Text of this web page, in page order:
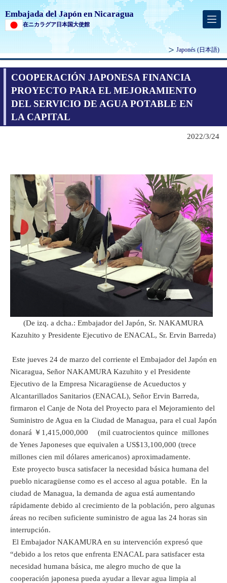
Embajada del Japón en Nicaragua
在ニカラグア日本国大使館
Japonés (日本語)
COOPERACIÓN JAPONESA FINANCIA
PROYECTO PARA EL MEJORAMIENTO
DEL SERVICIO DE AGUA POTABLE EN
LA CAPITAL
2022/3/24
(De izq. a dcha.: Embajador del Japón, Sr. NAKAMURA
Kazuhito y Presidente Ejecutivo de ENACAL, Sr. Ervin Barreda)
Este jueves 24 de marzo del corriente el Embajador del Japón en
Nicaragua, Señor NAKAMURA Kazuhito y el Presidente
Ejecutivo de la Empresa Nicaragüense de Acueductos y
Alcantarillados Sanitarios (ENACAL), Señor Ervin Barreda,
firmaron el Canje de Nota del Proyecto para el Mejoramiento del
Suministro de Agua en la Ciudad de Managua, para el cual Japón
donará ￥1,415,000,000 (mil cuatrocientos quince millones
de Yenes Japoneses que equivalen a US$13,100,000 (trece
millones cien mil dólares americanos) aproximadamente.
Este proyecto busca satisfacer la necesidad básica humana del
pueblo nicaragüense como es el acceso al agua potable. En la
ciudad de Managua, la demanda de agua está aumentando
rápidamente debido al crecimiento de la población, pero algunas
áreas no reciben suficiente suministro de agua las 24 horas sin
interrupción.
El Embajador NAKAMURA en su intervención expresó que
“debido a los retos que enfrenta ENACAL para satisfacer esta
necesidad humana básica, me alegro mucho de que la
cooperación japonesa pueda ayudar a llevar agua limpia al